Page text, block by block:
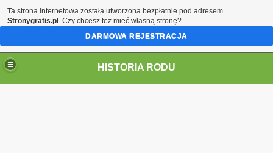
HISTORIA RODU
Ta strona internetowa została utworzona bezpłatnie pod adresem
Stronygratis.pl . Czy chcesz też mieć własną stronę?
DARMOWA REJESTRACJA